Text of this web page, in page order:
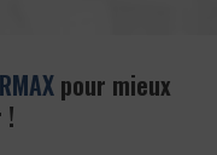
pour mieux
!